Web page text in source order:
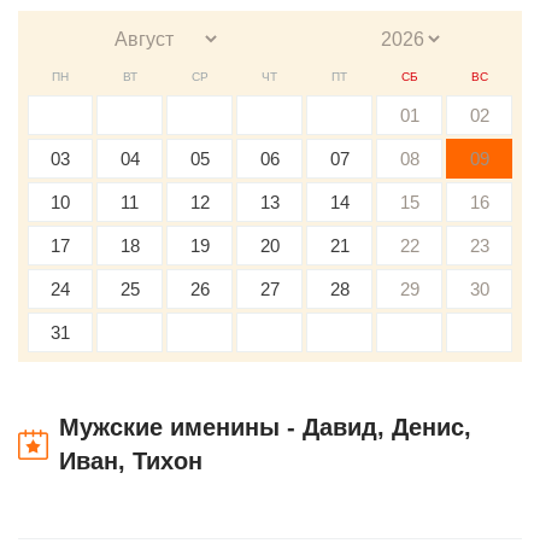
ПН ВТ СР ЧТ ПТ СБ ВС
01 02
03 04 05 06 07 08 09
10 11 12 13 14 15 16
17 18 19 20 21 22 23
24 25 26 27 28 29 30
31
Мужские именины - Давид, Денис,
Иван, Тихон